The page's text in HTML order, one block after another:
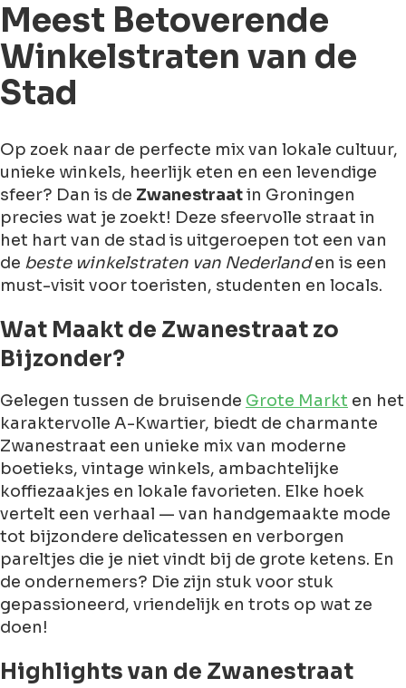
Meest Betoverende
Winkelstraten van de
Stad
Op zoek naar de perfecte mix van lokale cultuur,
unieke winkels, heerlijk eten en een levendige
sfeer? Dan is de Zwanestraatin Groningen
precies wat je zoekt! Deze sfeervolle straat in
het hart van de stad is uitgeroepen tot een van
de beste winkelstraten van Nederlanden is een
must-visit voor toeristen, studenten en locals.
Wat Maakt de Zwanestraat zo
Bijzonder?
Gelegen tussen de bruisende Grote Markt en het
karaktervolle A-Kwartier, biedt de charmante
Zwanestraat een unieke mix van moderne
boetieks, vintage winkels, ambachtelijke
koffiezaakjes en lokale favorieten. Elke hoek
vertelt een verhaal — van handgemaakte mode
tot bijzondere delicatessen en verborgen
pareltjes die je niet vindt bij de grote ketens. En
de ondernemers? Die zijn stuk voor stuk
gepassioneerd, vriendelijk en trots op wat ze
doen!
Highlights van de Zwanestraat